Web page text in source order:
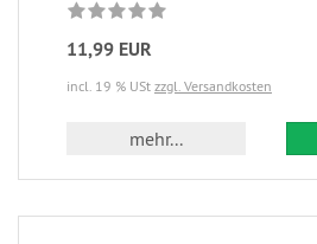
11,99 EUR
incl. 19 % USt zzgl. Versandkosten
mehr...